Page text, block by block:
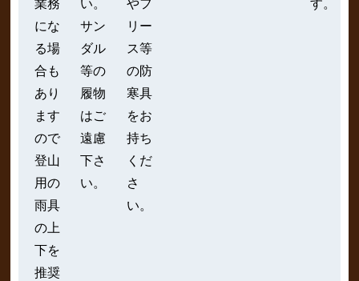
業務
にな
る場
合も
あり
ます
ので
登山
用の
雨具
の上
下を
推奨
い。
サン
ダル
等の
履物
はご
遠慮
下さ
い。
やフ
リー
ス等
の防
寒具
をお
持ち
くだ
さ
い。
す。